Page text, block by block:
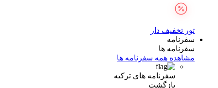
تور تخفیف دار
سفرنامه
سفرنامه ها
مشاهده همه سفرنامه ها
سفرنامه های ترکیه
بازگشت